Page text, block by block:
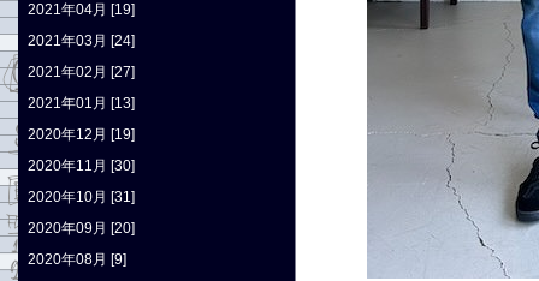
2021年04月 [19]
2021年03月 [24]
2021年02月 [27]
2021年01月 [13]
2020年12月 [19]
2020年11月 [30]
2020年10月 [31]
2020年09月 [20]
2020年08月 [9]